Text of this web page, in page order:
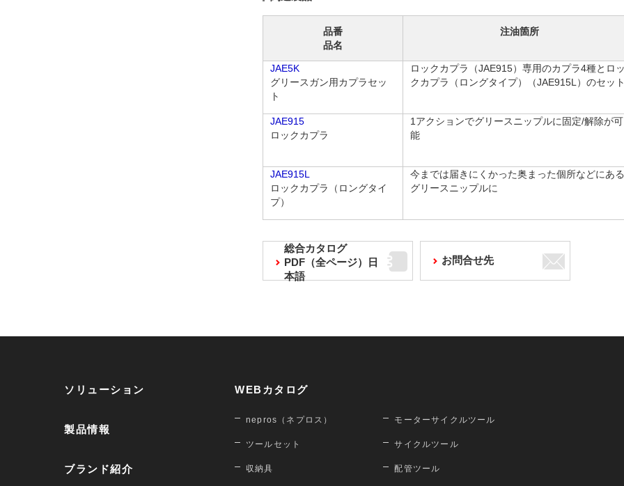
品番
品名
注油箇所
JAE5K
グリースガン用カプラセッ
ト
ロックカプラ（JAE915）専用のカプラ4種とロ
クカプラ（ロングタイプ）（JAE915L）のセッ
JAE915
ロックカプラ
1アクションでグリースニップルに固定/解除が可
能
JAE915L
ロックカプラ（ロングタイ
プ）
今までは届きにくかった奥まった個所などにある
グリースニップルに
総合カタログ
PDF（全ページ）日
本語
お問合せ先
ソリューション
製品情報
ブランド紹介
WEBカタログ
nepros（ネプロス）
ツールセット
収納具
モーターサイクルツール
サイクルツール
配管ツール